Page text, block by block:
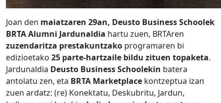
Joan den maiatzaren 29an, Deusto Business Schoolek
BRTA Alumni Jardunaldia hartu zuen, BRTAren
zuzendaritza prestakuntzako programaren bi
edizioetako 25 parte-hartzaile bildu zituen topaketa.
Jardunaldia Deusto Business Schoolekin batera
antolatu zen, eta BRTA Marketplace kontzeptua izan
zuen ardatz: (re) Konektatu, Deskubritu, Jardun,